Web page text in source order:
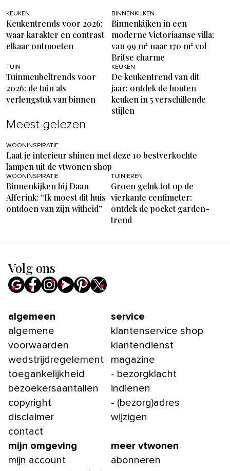
KEUKEN
Keukentrends voor 2026:
waar karakter en contrast
elkaar ontmoeten
BINNENKIJKEN
Binnenkijken in een
moderne Victoriaanse villa:
van 99 m² naar 170 m² vol
Britse charme
TUIN
Tuinmeubeltrends voor
2026: de tuin als
verlengstuk van binnen
KEUKEN
De keukentrend van dit
jaar: ontdek de houten
keuken in 5 verschillende
stijlen
Meest gelezen
WOONINSPIRATIE
Laat je interieur shinen met deze 10 bestverkochte
lampen uit de vtwonen shop
WOONINSPIRATIE
Binnenkijken bij Daan
Alferink: “Ik moest dit huis
ontdoen van zijn witheid”
TUINIEREN
Groen geluk tot op de
vierkante centimeter:
ontdek de pocket garden-
trend
Volg ons
algemeen
algemene
voorwaarden
wedstrijdregelement
toegankelijkheid
bezoekersaantallen
copyright
disclaimer
contact
service
klantenservice shop
klantendienst
magazine
- bezorgklacht
indienen
- (bezorg)adres
wijzigen
mijn omgeving
mijn account
meer vtwonen
abonneren